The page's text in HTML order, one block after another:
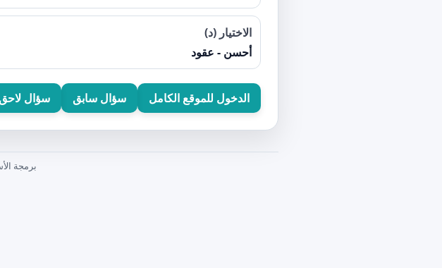
الاختيار (د)
أحسن - عقود
الدخول للموقع الكامل سؤال سابق سؤال لاحق
برمجة